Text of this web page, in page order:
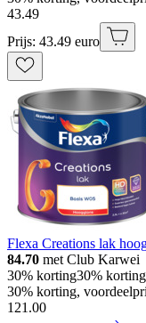
43.49
Prijs: 43.49 euro
Flexa Creations lak
84.70 met Club Karwei
30% korting30% korting
30% korting,
121 .00